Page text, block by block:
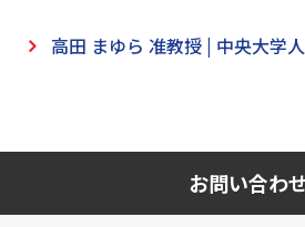
高田 まゆら 准教授 | 中央大学
お問い合わ